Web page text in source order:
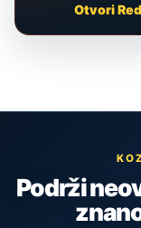
Otvori
Podrži